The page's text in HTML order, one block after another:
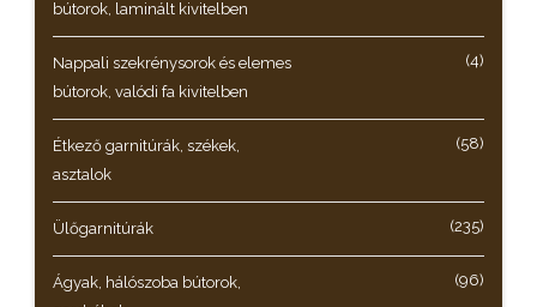
bútorok, laminált kivitelben
Nappali szekrénysorok és elemes
bútorok, valódi fa kivitelben
(4)
Étkező garnitúrák, székek,
asztalok
(58)
Ülőgarnitúrák (235)
Ágyak, hálószoba bútorok,
(96)